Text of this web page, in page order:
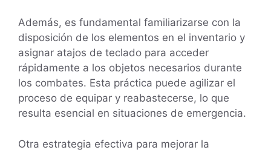
Además, es fundamental familiarizarse con la
disposición de los elementos en el inventario y
asignar atajos de teclado para acceder
rápidamente a los objetos necesarios durante
los combates. Esta práctica puede agilizar el
proceso de equipar y reabastecerse, lo que
resulta esencial en situaciones de emergencia.
Otra estrategia efectiva para mejorar la